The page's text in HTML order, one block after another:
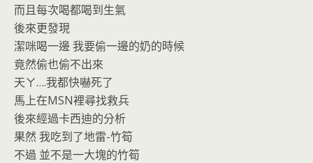
而且每次喝都喝到生氣
後來更發現
潔咪喝一邊 我要偷一邊的奶的時候
竟然偷也偷不出來
天ㄚ….我都快嚇死了
馬上在MSN裡尋找救兵
後來經過卡西迪的分析
果然 我吃到了地雷-竹筍
不過 並不是一大塊的竹筍